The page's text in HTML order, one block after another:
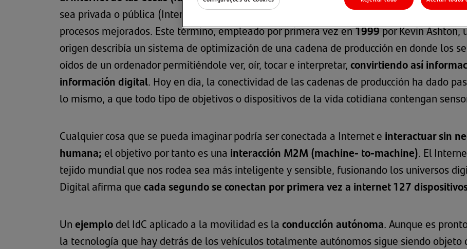
sea privada o pública (Internet), dónde todos ellos pueden ser “visibles” e interactuar
procesos mejorados. Este término, empleado por primera vez en1999por Kevin Ashton,
origen describía un sistema de optimización de una cadena de producción en donde los
oídos de un ordenador permitiéndole ver, oír, tocar e interpretar, convirtiendo así
información digital. Hoy en día, la conectividad de las cadenas de producción ha dado
lo mismo, a que todo tipo de objetivos o dispositivos de la vida cotidiana contengan
Cualquier cosa que se pueda imaginar podría ser conectada a Internet e interactuar sin
humana; el objetivo por tanto es una interacción M2M (machine- to-machine). El
tejido mundial que nos rodea sea más inteligente y sensible, fusionando los universos
Digital afirma que cada segundo se conectan por primera vez a internet 127
Un ejemplo del IdC aplicado a la movilidad es la conducción autónoma. Aunque es
la tecnología que hay detrás de los vehículos totalmente autónomos sigue siendo objeto